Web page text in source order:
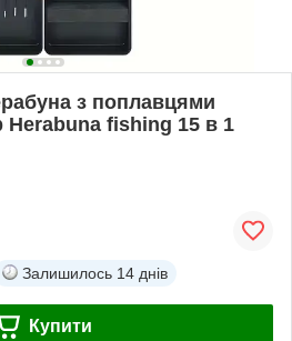
з поплавцями
Herabuna fishing 15 в 1
Залишилось 14 днів
Купити